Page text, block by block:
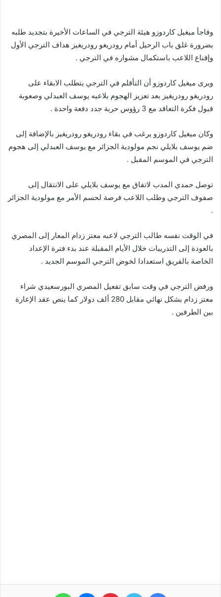
وفاجأ ميغيل كاردوزو هيئة الترجي في الساعات الأخيرة بتجديد طلبه
بضرورة غلق باب الرحيل أمام رودريغو رودريغيز هداف الترجي الأول
وإقناع اللاعب باستكمال مشواره في الترجي .
ويرى ميغيل كاردوزو أن التأقلم في الترجي يتطلب الابقاء على
رودريغو رودريغيز بعد تعزيز الهجوم بلاعبه يوسف العبدلي وصعوبة
قبول فكرة التعاقد مع 3 رؤوس حربة جدد دفعة واحدة .
وكان ميغيل كاردوزو يرغب في بقاء رودريغو رودريغيز بالإضافة إلى
ضم يوسف بلايلي نجم مولودية الجزائر مع يوسف العبدلي إلى هجوم
الترجي في الموسم المقبل .
توصل حمدي المدب لاتفاق مع يوسف بلايلي على الانتقال إلى
صفوف الترجي وطلب اللاعب فرصة لحسم الأمر مع مولودية الجزائر
.
في الوقت نفسه طالب الترجي لاعبه معتز زدام المعار إلى المصري
بالعودة إلى التدريبات خلال الأيام المقبلة عند بدء فترة الإعداد
الخاصة بالفريق استعدادا لخوض الترجي الموسم الجديد .
ورفض الترجي في وقت سابق تفعيل المصري البورسعيدي شراء
معتز زدام بشكل نهائي مقابل 280 ألف دولار كما ينص عقد الإعارة
بين الطرفين .
فيسبوك تويتر بينتيريست ماسنجر